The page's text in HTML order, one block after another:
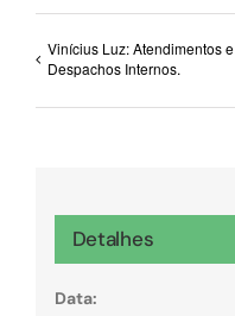
Vinícius Luz: Atendimentos e
Despachos Internos.
Detalhes
Data: